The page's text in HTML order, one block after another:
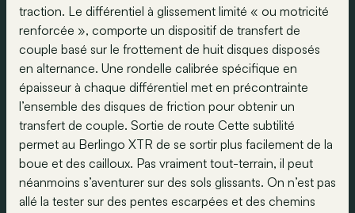
traction. Le différentiel à glissement limité « ou motricité
renforcée », comporte un dispositif de transfert de
couple basé sur le frottement de huit disques disposés
en alternance. Une rondelle calibrée spécifique en
épaisseur à chaque différentiel met en précontrainte
l’ensemble des disques de friction pour obtenir un
transfert de couple. Sortie de route Cette subtilité
permet au Berlingo XTR de se sortir plus facilement de la
boue et des cailloux. Pas vraiment tout-terrain, il peut
néanmoins s’aventurer sur des sols glissants. On n’est pas
allé la tester sur des pentes escarpées et des chemins